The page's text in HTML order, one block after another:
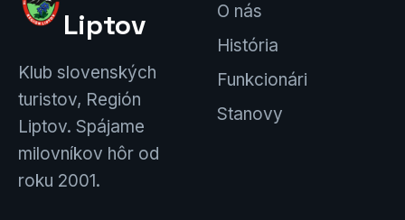
Liptov
Klub slovenských
turistov, Región
Liptov. Spájame
milovníkov hôr od
roku 2001.
O nás
História
Funkcionári
Stanovy